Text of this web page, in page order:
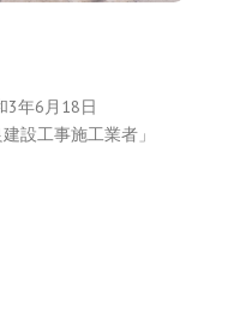
年6月18日
設工事施工業者」